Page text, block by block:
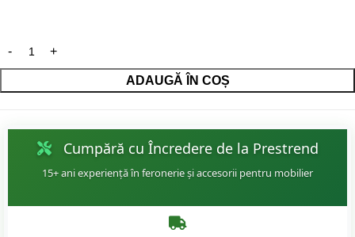
ADAUGĂ ÎN COȘ
Cumpără cu Încredere de la Prestrend
15+ ani experiență în feronerie și accesorii pentru mobilier